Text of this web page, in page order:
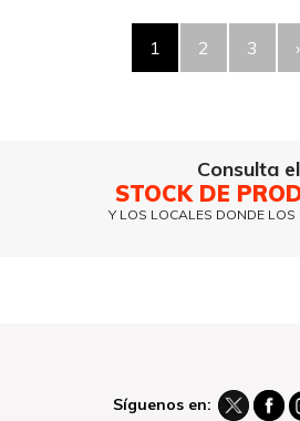
1 2 3 ›
Consulta el
STOCK DE
Y LOS LOCALES DONDE LOS
Síguenos en: